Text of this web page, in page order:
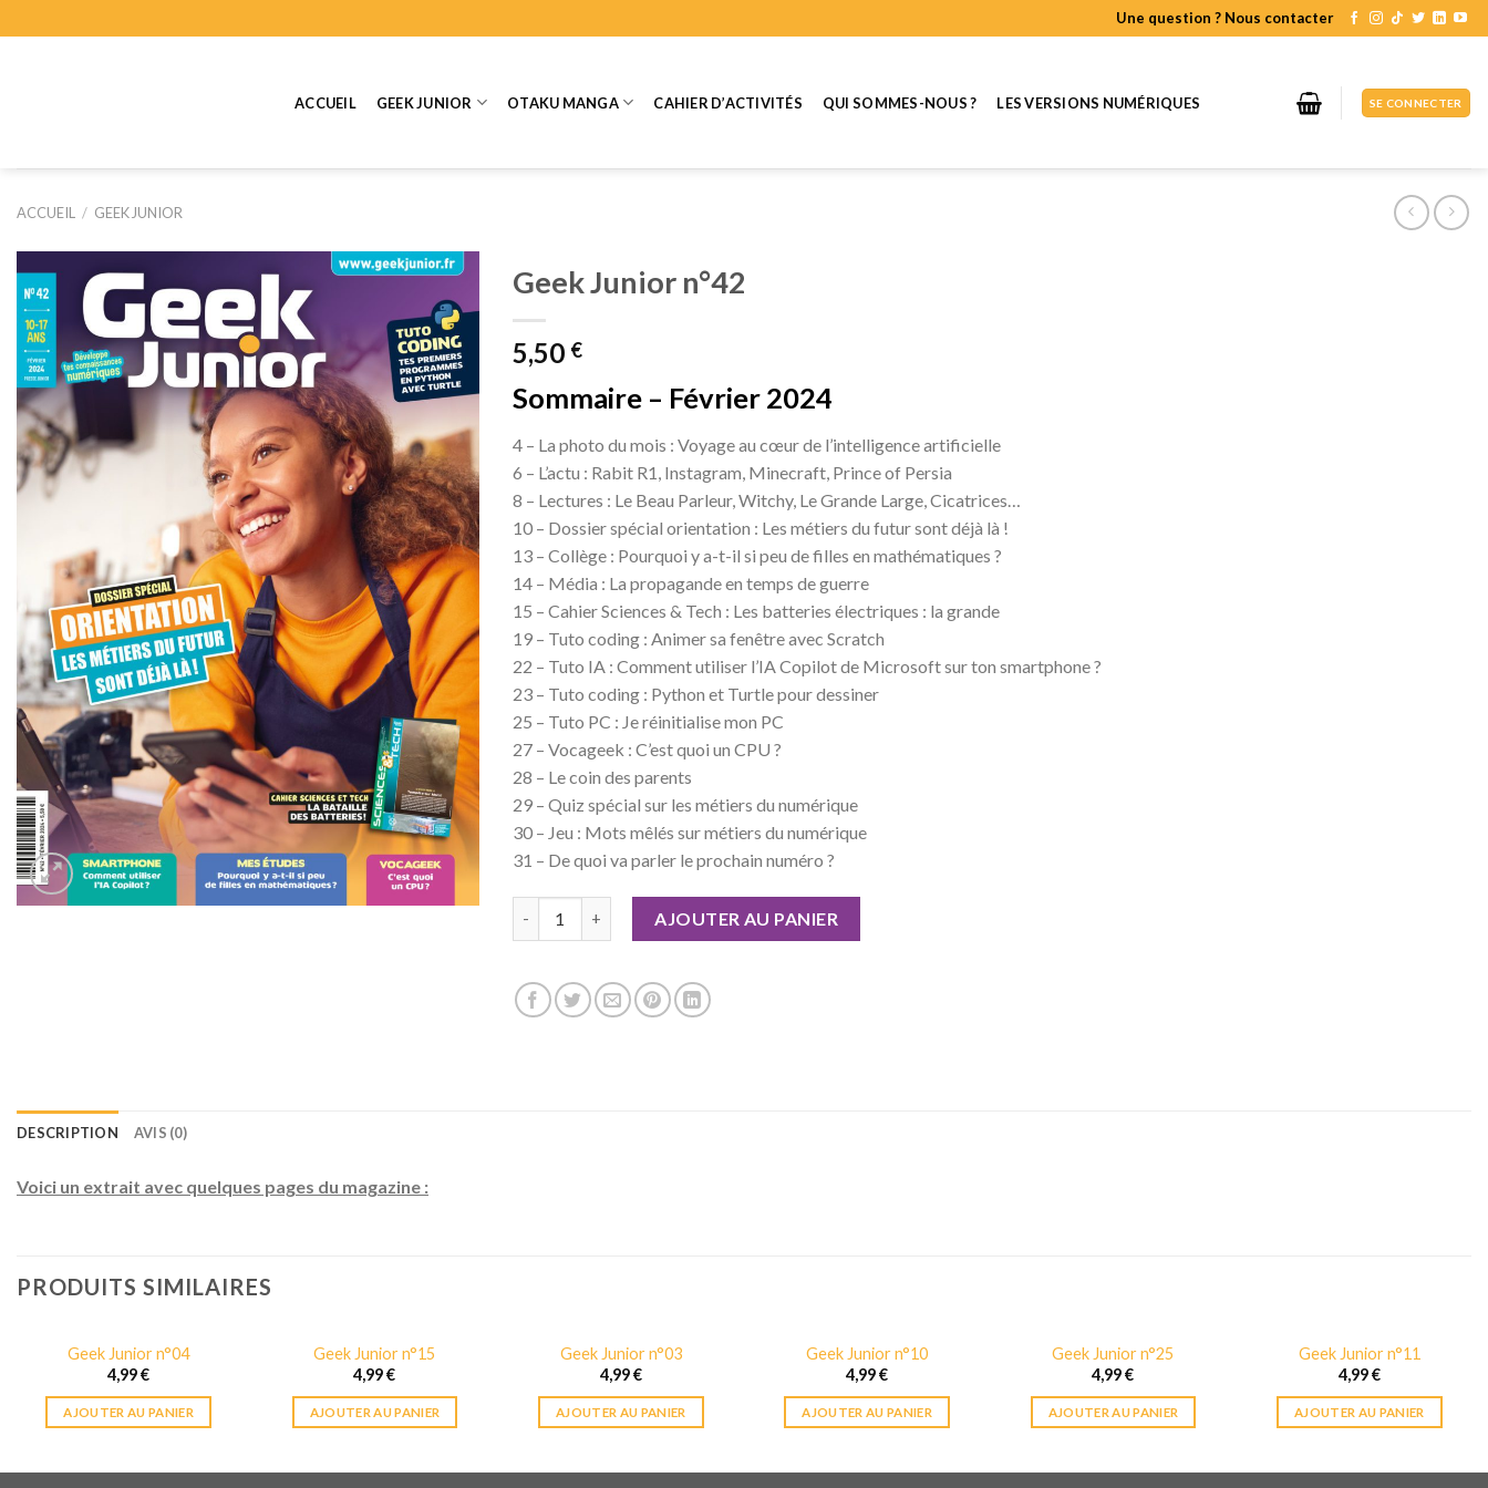
to
Une question ? Nous contacter
ACCUEIL GEEK JUNIOR OTAKU MANGA CAHIER D’ACTIVITÉS QUI SOMMES-NOUS ? LES VERSIONS NUMÉRIQUES SE CONNECTER
ACCUEIL / GEEK JUNIOR
Geek Junior n°42
5,50 €
Sommaire – Février 2024
4 – La photo du mois : Voyage au cœur de l’intelligence artificielle
6 – L’actu : Rabit R1, Instagram, Minecraft, Prince of Persia
8 – Lectures : Le Beau Parleur, Witchy, Le Grande Large, Cicatrices…
10 – Dossier spécial orientation : Les métiers du futur sont déjà là !
13 – Collège : Pourquoi y a-t-il si peu de filles en mathématiques ?
14 – Média : La propagande en temps de guerre
15 – Cahier Sciences & Tech : Les batteries électriques : la grande
19 – Tuto coding : Animer sa fenêtre avec Scratch
22 – Tuto IA : Comment utiliser l’IA Copilot de Microsoft sur ton smartphone ?
23 – Tuto coding : Python et Turtle pour dessiner
25 – Tuto PC : Je réinitialise mon PC
27 – Vocageek : C’est quoi un CPU ?
28 – Le coin des parents
29 – Quiz spécial sur les métiers du numérique
30 – Jeu : Mots mêlés sur métiers du numérique
31 – De quoi va parler le prochain numéro ?
AJOUTER AU PANIER
DESCRIPTION AVIS (0)
Voici un extrait avec quelques pages du magazine :
PRODUITS SIMILAIRES
Geek Junior n°04
4,99€
AJOUTER AU PANIER
Geek Junior n°15
4,99€
AJOUTER AU PANIER
Geek Junior n°03
4,99€
AJOUTER AU PANIER
Geek Junior n°10
4,99€
AJOUTER AU PANIER
Geek Junior n°25
4,99€
AJOUTER AU PANIER
Geek Junior n°11
4,99€
AJOUTER AU PANIER